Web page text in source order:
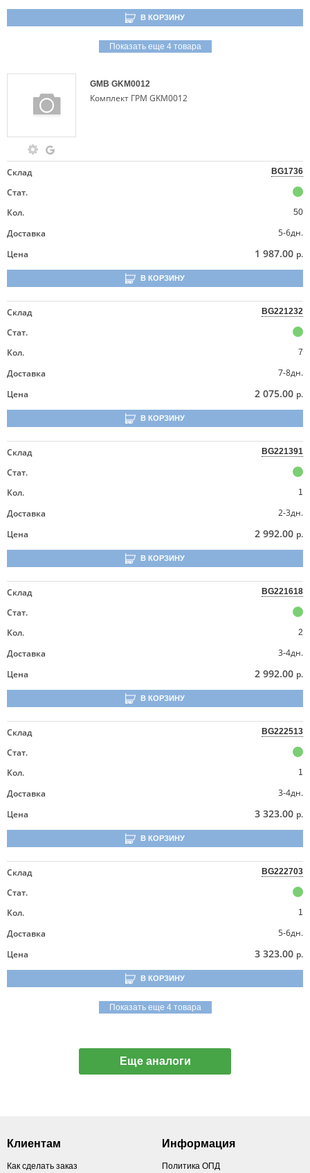
В КОРЗИНУ
Показать еще 4 товара
GMB GKM0012
Комплект ГРМ GKM0012
Склад BG1736
Стат.
Кол.
50
Доставка
5-6дн.
Цена
1 987.00 р.
В КОРЗИНУ
Склад BG221232
Стат.
Кол.
7
Доставка
7-8дн.
Цена
2 075.00 р.
В КОРЗИНУ
Склад BG221391
Стат.
Кол.
1
Доставка
2-3дн.
Цена
2 992.00 р.
В КОРЗИНУ
Склад BG221618
Стат.
Кол.
2
Доставка
3-4дн.
Цена
2 992.00 р.
В КОРЗИНУ
Склад BG222513
Стат.
Кол.
1
Доставка
3-4дн.
Цена
3 323.00 р.
В КОРЗИНУ
Склад BG222703
Стат.
Кол.
1
Доставка
5-6дн.
Цена
3 323.00 р.
В КОРЗИНУ
Показать еще 4 товара
Еще аналоги
Клиентам
Как сделать заказ
Информация
Политика ОПД